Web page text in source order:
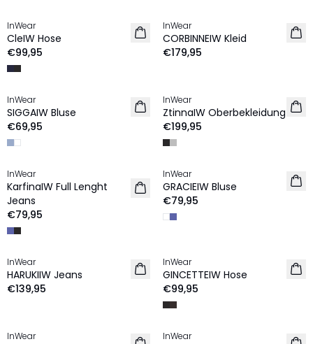
NEU
InWear
CleIW Hose
€99,95
NEU
InWear
CORBINNEIW Kleid
€179,95
NEU
InWear
SIGGAIW Bluse
€69,95
NEU
InWear
ZtinnaIW Oberbekleidung
€199,95
NEU
InWear
KarfinaIW Full Lenght
Jeans
€79,95
NEU
InWear
GRACIEIW Bluse
€79,95
NEU
InWear
HARUKIIW Jeans
€139,95
NEU
InWear
GINCETTEIW Hose
€99,95
NEU
InWear NEU
InWear